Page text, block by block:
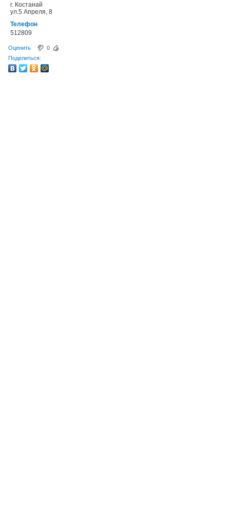
г. Костанай
ул.5 Апреля, 8
Телефон
512809
Оценить
0
Поделиться: